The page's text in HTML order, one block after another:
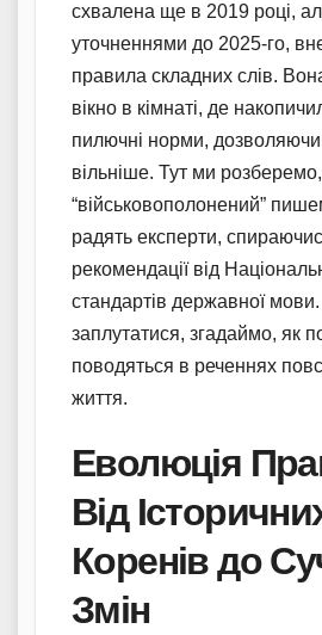
схвалена ще в 2019 році,
уточненнями до 2025-го,
правила складних слів.
вікно в кімнаті, де
пилючні норми, дозволяючи
вільніше. Тут ми
“військовополонений”
радять експерти,
рекомендації від
стандартів державної
заплутатися, згадаймо, як
поводяться в реченнях
життя.
Еволюція
Від
Коренів до
Змін